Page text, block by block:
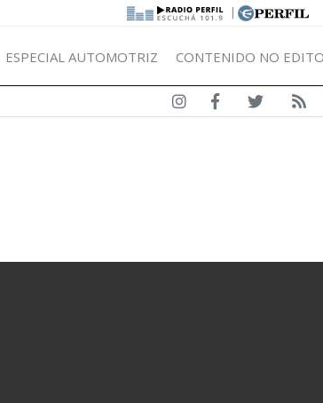
|
ESPECIAL AUTOMOTRIZ CONTENIDO NO